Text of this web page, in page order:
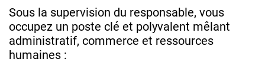
Sous la supervision du responsable, vous
occupez un poste clé et polyvalent mêlant
administratif, commerce et ressources
humaines :